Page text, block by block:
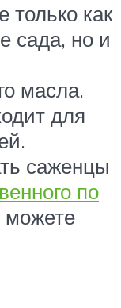
только как
сада, но и
масла.
для
саженцы
по
можете